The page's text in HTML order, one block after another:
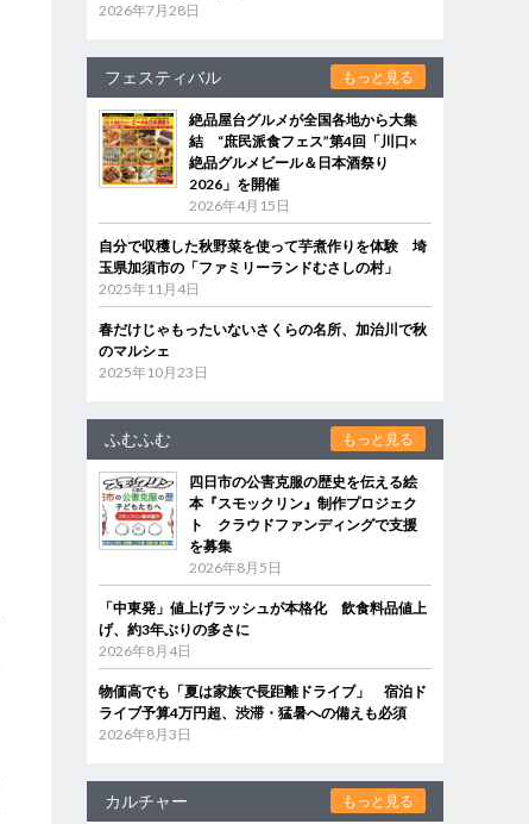
2026年7月28日
フェスティバル もっと見る
絶品屋台グルメが全国各地から大集
結 “庶民派食フェス”第4回「川口×
絶品グルメビール＆日本酒祭り
2026」を開催
2026年4月15日
自分で収穫した秋野菜を使って芋煮作りを体験 埼
玉県加須市の「ファミリーランドむさしの村」
2025年11月4日
春だけじゃもったいないさくらの名所、加治川で秋
のマルシェ
2025年10月23日
ふむふむ もっと見る
四日市の公害克服の歴史を伝える絵
本『スモックリン』制作プロジェク
ト クラウドファンディングで支援
を募集
2026年8月5日
「中東発」値上げラッシュが本格化 飲食料品値上
げ、約3年ぶりの多さに
2026年8月4日
物価高でも「夏は家族で長距離ドライブ」 宿泊ド
ライブ予算4万円超、渋滞・猛暑への備えも必須
2026年8月3日
カルチャー もっと見る